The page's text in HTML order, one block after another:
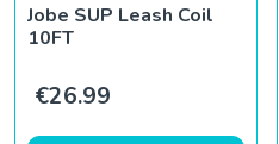
Jobe SUP Leash Coil
10FT
€26.99